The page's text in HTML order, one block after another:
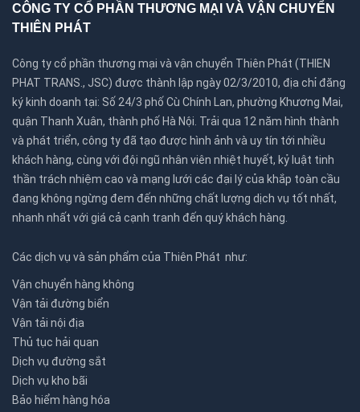
CÔNG TY CỔ PHẦN THƯƠNG MẠI VÀ VẬN CHUYỂN
THIÊN PHÁT
Công ty cổ phần thương mại và vận chuyển Thiên Phát (THIEN
PHAT TRANS., JSC) được thành lập ngày 02/3/2010, địa chỉ đăng
ký kinh doanh tại: Số 24/3 phố Cù Chính Lan, phường Khương Mai,
quận Thanh Xuân, thành phố Hà Nội. Trải qua 12 năm hình thành
và phát triển, công ty đã tạo được hình ảnh và uy tín tới nhiều
khách hàng, cùng với đội ngũ nhân viên nhiệt huyết, kỷ luật tinh
thần trách nhiệm cao và mạng lưới các đại lý của khắp toàn cầu
đang không ngừng đem đến những chất lượng dịch vụ tốt nhất,
nhanh nhất với giá cả cạnh tranh đến quý khách hàng.
Các dịch vụ và sản phẩm của Thiên Phát như:
Vận chuyển hàng không
Vận tải đường biển
Vận tải nội địa
Thủ tục hải quan
Dịch vụ đường sắt
Dịch vụ kho bãi
Bảo hiểm hàng hóa